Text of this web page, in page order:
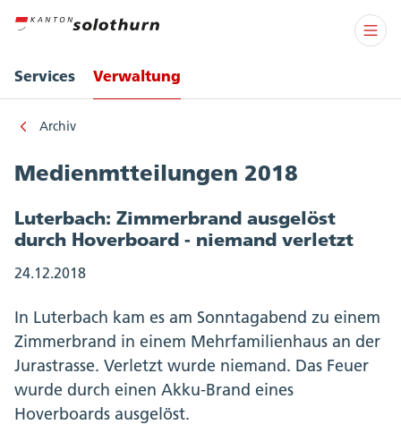
Services Verwaltung
Archiv
Medienmtteilungen 2018
Luterbach: Zimmerbrand ausgelöst
durch Hoverboard - niemand verletzt
24.12.2018
In Luterbach kam es am Sonntagabend zu einem
Zimmerbrand in einem Mehrfamilienhaus an der
Jurastrasse. Verletzt wurde niemand. Das Feuer
wurde durch einen Akku-Brand eines
Hoverboards ausgelöst.